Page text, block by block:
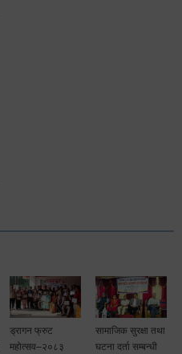
ड्रागन फ्रुट
महोत्सव–२०८३
सामाजिक सुरक्षा तथा
घटना दर्ता सम्बन्धी